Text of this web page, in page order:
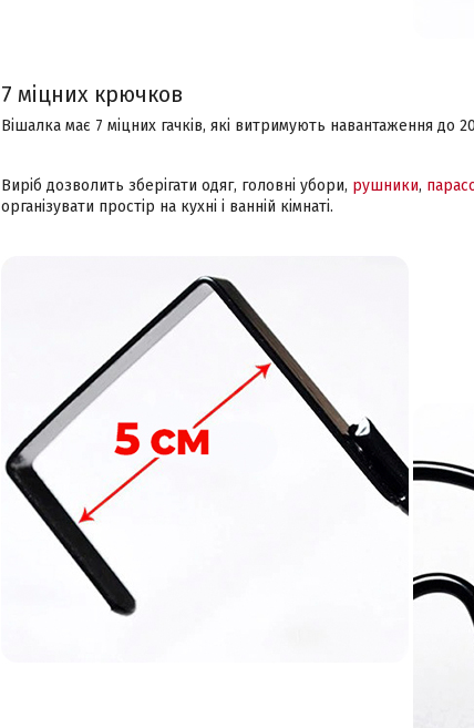
7 міцних крючков
Вішалка має 7 міцних гачків, які витримують навантаження до
Виріб дозволить зберігати одяг, головні убори, рушники,
організувати простір на кухні і ванній кімнаті.